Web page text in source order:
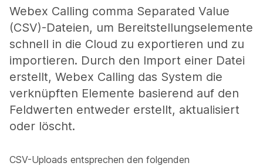
Webex Calling comma Separated Value
(CSV)-Dateien, um Bereitstellungselemente
schnell in die Cloud zu exportieren und zu
importieren. Durch den Import einer Datei
erstellt, Webex Calling das System die
verknüpften Elemente basierend auf den
Feldwerten entweder erstellt, aktualisiert
oder löscht.
CSV-Uploads entsprechen den folgenden